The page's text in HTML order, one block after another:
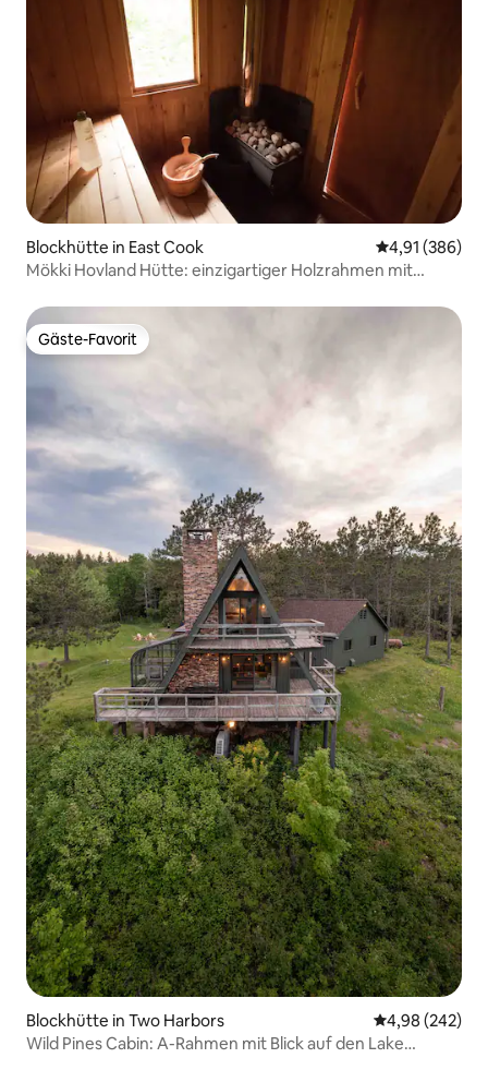
Blockhütte in East Cook
4,91 (386)
Mökki Hovland Hütte: einzigartiger Holzrahmen mit
Gäste-Favorit
Gäste-Favorit
Blockhütte in Two Harbors
4,98 (242)
Wild Pines Cabin: A-Rahmen mit Blick auf den Lake